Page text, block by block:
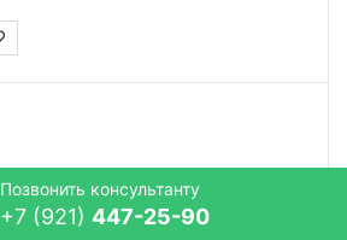
Позвонить консультанту
+7 (921) 447-25-90